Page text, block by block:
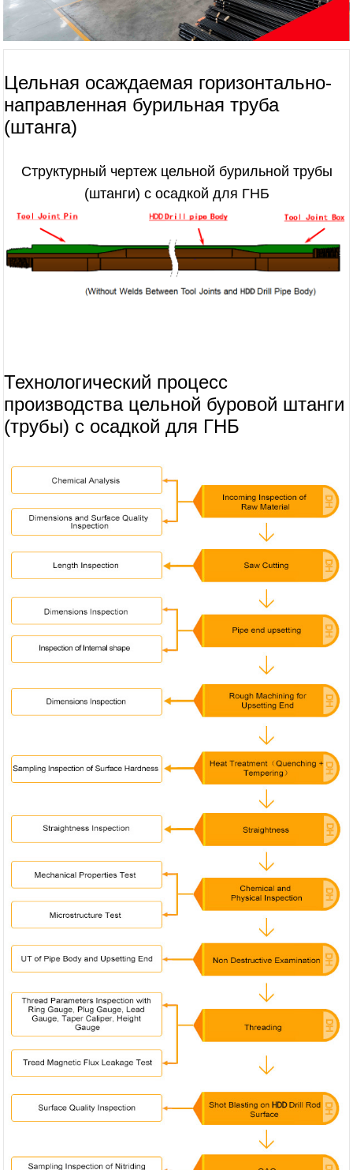
Цельная осаждаемая горизонтально-
направленная бурильная труба
(штанга)
Структурный чертеж цельной бурильной трубы
(штанги) с осадкой для ГНБ
Технологический процесс
производства цельной буровой штанги
(трубы) с осадкой для ГНБ